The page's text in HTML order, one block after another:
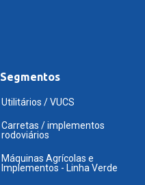
Segmentos
Utilitários / VUCS
Carretas / implementos
rodoviários
Máquinas Agrícolas e
Implementos - Linha Verde